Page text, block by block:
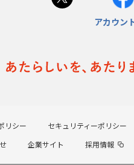
アカウン
リシー セキュリティーポリシー
企業サイト 採用情報